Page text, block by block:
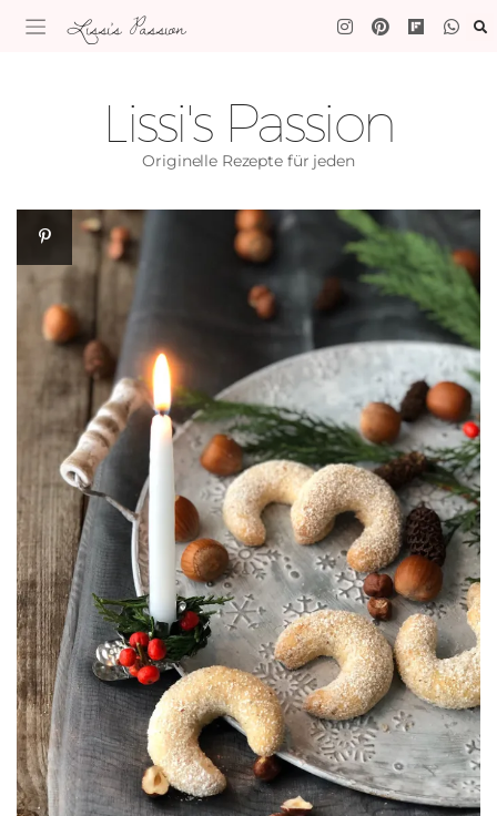
Lissi's Passion
Lissi's Passion
Originelle Rezepte für jeden